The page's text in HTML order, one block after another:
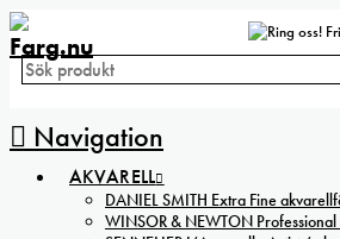
Navigation
AKVARELL
DANIEL SMITH Extra Fine
WINSOR & NEWTON